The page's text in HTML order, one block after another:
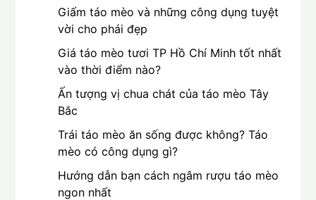
Giấm táo mèo và những công dụng tuyệt
vời cho phái đẹp
Giá táo mèo tươi TP Hồ Chí Minh tốt nhất
vào thời điểm nào?
Ấn tượng vị chua chát của táo mèo Tây
Bắc
Trái táo mèo ăn sống được không? Táo
mèo có công dụng gì?
Hướng dẫn bạn cách ngâm rượu táo mèo
ngon nhất